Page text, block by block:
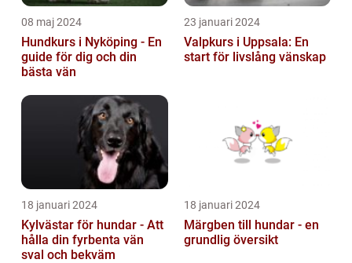
08 maj 2024
Hundkurs i Nyköping - En
guide för dig och din
bästa vän
23 januari 2024
Valpkurs i Uppsala: En
start för livslång vänskap
18 januari 2024
Kylvästar för hundar - Att
hålla din fyrbenta vän
sval och bekväm
18 januari 2024
Märgben till hundar - en
grundlig översikt